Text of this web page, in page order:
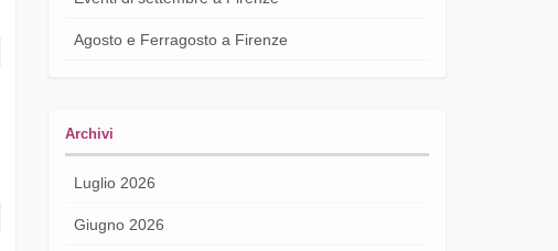
Agosto e Ferragosto a Firenze
Archivi
Luglio 2026
Giugno 2026